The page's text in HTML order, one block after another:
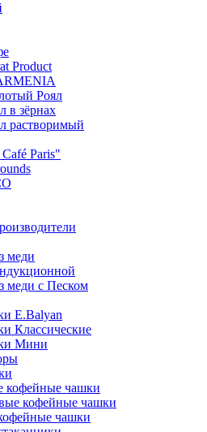
Product
Роял
в зёрнах
растворимый
Paris"
меди
меди с Песком
E.Balyan
Классические
Мини
кофейные чашки
кофейные чашки
чашки